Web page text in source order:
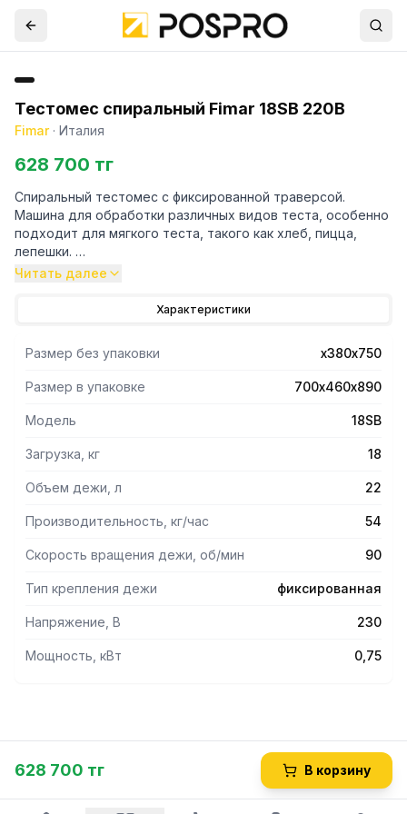
Тестомес спиральный Fimar 18SB 220В
Fimar· Италия
628 700 тг
Спиральный тестомес с фиксированной траверсой.
Машина для обработки различных видов теста, особенно
подходит для мягкого теста, такого как хлеб, пицца,
лепешки.
Конструкция покрыта краской, устойчивой к царапинам;
спираль и тестоделительный стержень, изготовлены из
- крышка из дымчатого поликарбоната в стандартной
комплектации.
Читать далее
Характеристики
Размер без упаковки х380х750
Размер в упаковке 700х460х890
Модель 18SB
Загрузка, кг 18
Объем дежи, л 22
Производительность, кг/час 54
Скорость вращения дежи, об/мин 90
Тип крепления дежи фиксированная
Напряжение, В 230
Мощность, кВт 0,75
628 700 тг В корзину